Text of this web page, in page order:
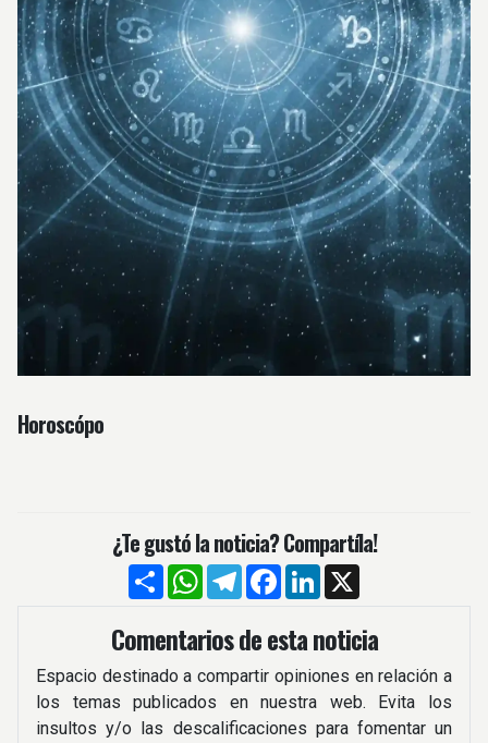
Horoscópo
¿Te gustó la noticia? Compartíla!
CompartirWhatsApp
TelegramFacebook
LinkedIn
Comentarios de esta noticia
Espacio destinado a compartir opiniones en relación a
los temas publicados en nuestra web. Evita los
insultos y/o las descalificaciones para fomentar un